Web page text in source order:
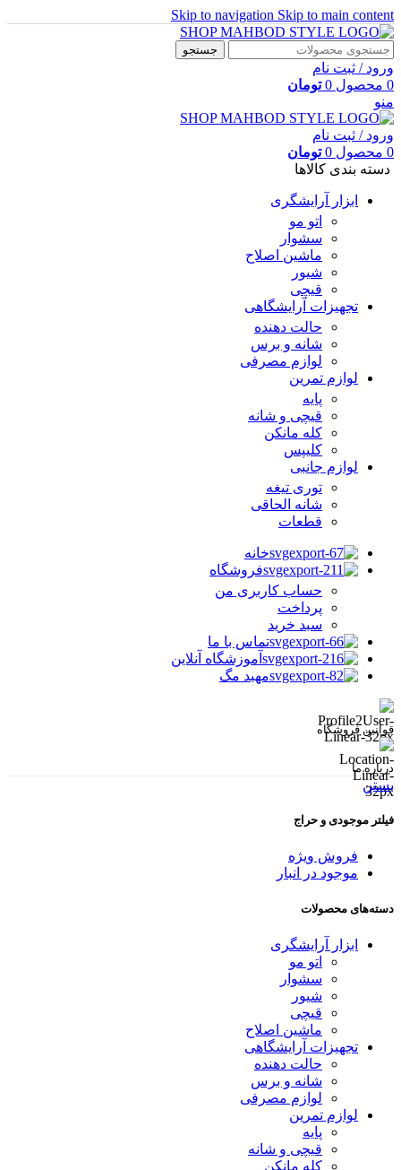
Skip to navigation Skip to main content
جستجو
ورود / ثبت نام
0 محصول 0 تومان
منو
ورود / ثبت نام
0 محصول 0 تومان
دسته بندی کالاها
ابزار آرایشگری
اتو مو
سشوار
ماشین اصلاح
شیور
قیچی
تجهیزات آرایشگاهی
حالت دهنده
شانه و برس
لوازم مصرفی
لوازم تمرین
پایه
قیچی و شانه
کله مانکن
کلیپس
لوازم جانبی
توری تیغه
شانه الحاقی
قطعات
خانه
فروشگاه
حساب کاربری من
پرداخت
سبد خرید
تماس با ما
آموزشگاه آنلاین
مهبد مگ
قوانین فروشگاه
درباره ما
بستن
فیلتر موجودی و حراج
فروش ویژه
موجود در انبار
دسته‌های محصولات
ابزار آرایشگری
اتو مو
سشوار
شیور
قیچی
ماشین اصلاح
تجهیزات آرایشگاهی
حالت دهنده
شانه و برس
لوازم مصرفی
لوازم تمرین
پایه
قیچی و شانه
کله مانکن